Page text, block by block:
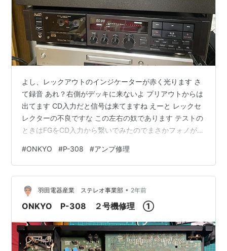
よし、レックアウトのインジケーターが赤く光ります さ
て録音 あれ？右側がデッキに来ないよ プリアウトからは
出てます CD入力だと信号は来てますね えーと レックセ
レクターの不良ですな この左右の奴であります テストの
ときはFGをCD入力から繋いでみたのでまさかフォノが接
に繋ぐか セレクターガチャガチャ動かして復帰しないか
なと弄っていてテープ２と３の切り替えにふと触るとこ
れも動きません 回路追ってないけどレイアウト的に奥の
黄色い矢印の奴だよ レックアウトと同じヤツだもん 心折
れました もう2号機は直る可能性のある部品取り機でい
#ONKYO #P-308 #アンプ修理
羽田電器産業 ステレオ事業部 • 2年前
ONKYO P-308 ２号機修理 ①